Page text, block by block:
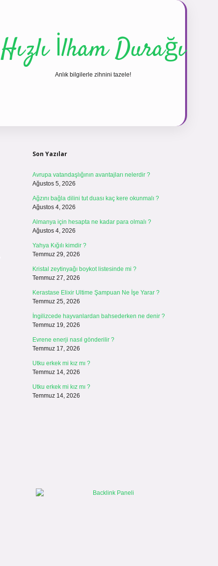
Hızlı İlham Durağı
Anlık bilgilerle zihnini tazele!
Son Yazılar
Avrupa vatandaşlığının avantajları nelerdir ?
Ağustos 5, 2026
Ağzını bağla dilini tut duası kaç kere okunmalı ?
Ağustos 4, 2026
Almanya için hesapta ne kadar para olmalı ?
Ağustos 4, 2026
Yahya Kığılı kimdir ?
Temmuz 29, 2026
Kristal zeytinyağı boykot listesinde mi ?
Temmuz 27, 2026
Kerastase Elixir Ultime Şampuan Ne İşe Yarar ?
Temmuz 25, 2026
İngilizcede hayvanlardan bahsederken ne denir ?
Temmuz 19, 2026
Evrene enerji nasıl gönderilir ?
Temmuz 17, 2026
Utku erkek mi kız mı ?
Temmuz 14, 2026
Utku erkek mi kız mı ?
Temmuz 14, 2026